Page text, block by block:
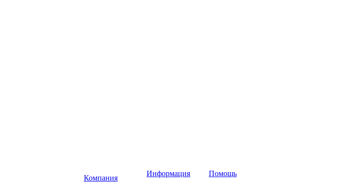
Компания
Информация
Помощь